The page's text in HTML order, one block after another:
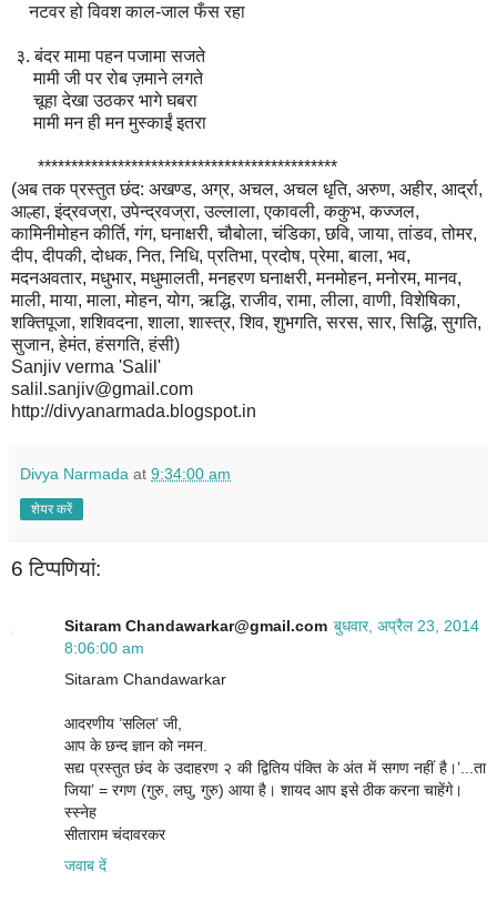
नटवर हो विवश काल-जाल फँस रहा
३. बंदर मामा पहन पजामा सजते
मामी जी पर रोब ज़माने लगते
चूहा देखा उठकर भागे घबरा
मामी मन ही मन मुस्काईं इतरा
*********************************************
(अब तक प्रस्तुत छंद: अखण्ड, अग्र, अचल, अचल धृति, अरुण, अहीर, आर्द्रा,
आल्हा, इंद्रवज्रा, उपेन्द्रवज्रा, उल्लाला, एकावली, ककुभ, कज्जल,
कामिनीमोहन कीर्ति, गंग, घनाक्षरी, चौबोला, चंडिका, छवि, जाया, तांडव, तोमर,
दीप, दीपकी, दोधक, नित, निधि, प्रतिभा, प्रदोष, प्रेमा, बाला, भव,
मदनअवतार, मधुभार, मधुमालती, मनहरण घनाक्षरी, मनमोहन, मनोरम, मानव,
माली, माया, माला, मोहन, योग, ऋद्धि, राजीव, रामा, लीला, वाणी, विशेषिका,
शक्तिपूजा, शशिवदना, शाला, शास्त्र, शिव, शुभगति, सरस, सार, सिद्धि, सुगति,
सुजान, हेमंत, हंसगति, हंसी)
Sanjiv verma 'Salil'
salil.sanjiv@gmail.com
http://divyanarmada.blogspot.in
Divya Narmada at 9:34:00 am
शेयर करें
6 टिप्‍पणियां:
Sitaram Chandawarkar@gmail.com बुधवार, अप्रैल 23, 2014
8:06:00 am
Sitaram Chandawarkar
आदरणीय ’सलिल’ जी,
आप के छन्द ज्ञान को नमन.
सद्य प्रस्तुत छंद के उदाहरण २ की द्वितिय पंक्ति के अंत में सगण नहीं है।’...ता
जिया’ = रगण (गुरु, लघु, गुरु) आया है। शायद आप इसे ठीक करना चाहेंगे।
स्स्नेह
सीताराम चंदावरकर
जवाब दें